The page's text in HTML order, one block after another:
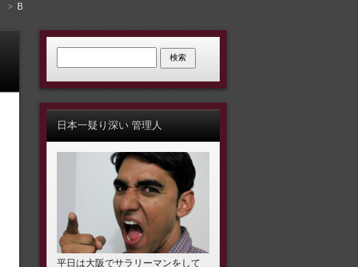
B
日本一疑り深い 管理人
平日は大阪でサラリーマンをして